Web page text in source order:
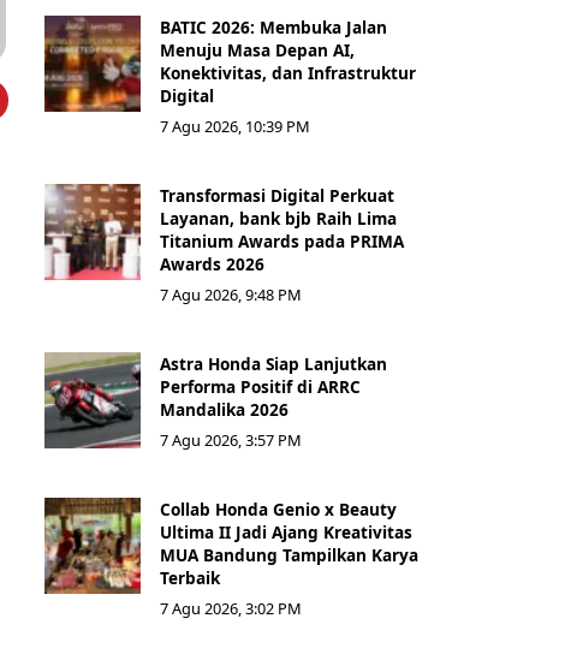
BATIC 2026: Membuka Jalan
Menuju Masa Depan AI,
Konektivitas, dan Infrastruktur
Digital
7 Agu 2026, 10:39 PM
Transformasi Digital Perkuat
Layanan, bank bjb Raih Lima
Titanium Awards pada PRIMA
Awards 2026
7 Agu 2026, 9:48 PM
Astra Honda Siap Lanjutkan
Performa Positif di ARRC
Mandalika 2026
7 Agu 2026, 3:57 PM
Collab Honda Genio x Beauty
Ultima II Jadi Ajang Kreativitas
MUA Bandung Tampilkan Karya
Terbaik
7 Agu 2026, 3:02 PM